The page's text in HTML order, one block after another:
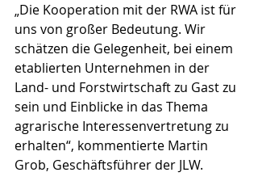
„Die Kooperation mit der RWA ist für
uns von großer Bedeutung. Wir
schätzen die Gelegenheit, bei einem
etablierten Unternehmen in der
Land- und Forstwirtschaft zu Gast zu
sein und Einblicke in das Thema
agrarische Interessenvertretung zu
erhalten“, kommentierte Martin
Grob, Geschäftsführer der JLW.